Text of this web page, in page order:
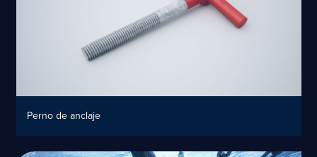
Perno de anclaje